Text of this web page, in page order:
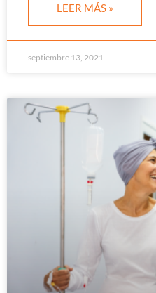
LEER MÁS »
septiembre 13, 2021